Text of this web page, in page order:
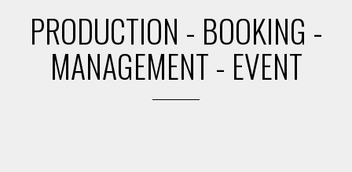
PRODUCTION - BOOKING -
MANAGEMENT - EVENT